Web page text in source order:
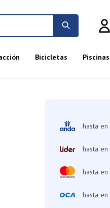
Bicicletas Piscinas
hasta en
hasta en
hasta en
hasta en